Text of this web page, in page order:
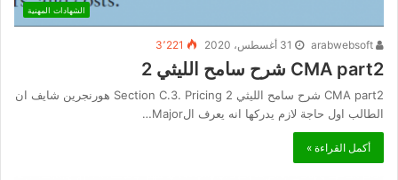
الشهادات المهنية
31 أغسطس، 2020 3٬221
CMA part2 شرح سامح الليثي 2
CMA part2 شرح سامح الليثي 2 Section C.3. Pricing هورنجرين شايف ان
الطالب اول حاجة لازم يدركها انه يعرف الMajor…
أكمل القراءة »